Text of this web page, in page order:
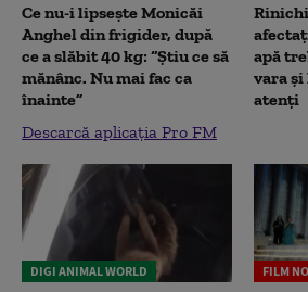
Ce nu-i lipsește Monicăi
Anghel din frigider, după
ce a slăbit 40 kg: “Știu ce să
mănânc. Nu mai fac ca
înainte”
Descarcă aplicația Pro FM
apă
vara și
atenți
DIGI ANIMAL WORLD FILM